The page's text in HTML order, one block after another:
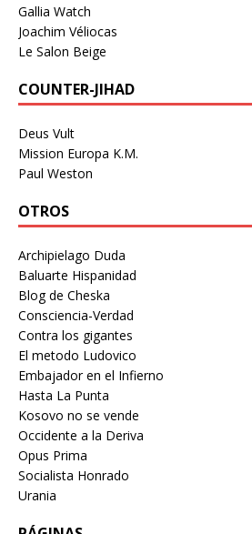
Gallia Watch
Joachim Véliocas
Le Salon Beige
COUNTER-JIHAD
Deus Vult
Mission Europa K.M.
Paul Weston
OTROS
Archipielago Duda
Baluarte Hispanidad
Blog de Cheska
Consciencia-Verdad
Contra los gigantes
El metodo Ludovico
Embajador en el Infierno
Hasta La Punta
Kosovo no se vende
Occidente a la Deriva
Opus Prima
Socialista Honrado
Urania